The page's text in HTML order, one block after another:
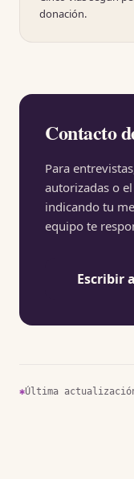
donación.
Contacto
Para
autorizadas o
indicando tu
equipo te
Escribir
✱Última